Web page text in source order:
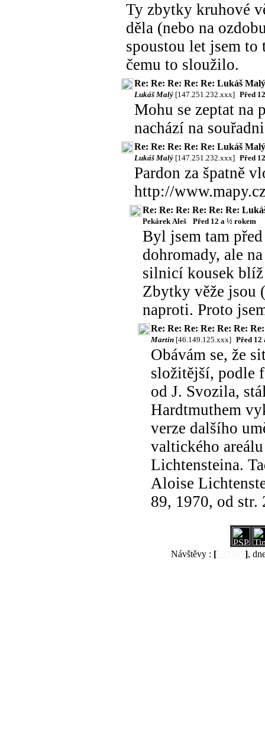
Ty zbytky kruhové
děla (nebo na
spoustou let jsem
čemu to sloužilo.
Re: Re: Re: Re: Re: Lukáš
Lukáš Malý [147.251.232.xxx] Před
Mohu se zeptat na
nachází na
Re: Re: Re: Re: Re: Lukáš
Lukáš Malý [147.251.232.xxx] Před
Pardon za špatně
http://
Re: Re: Re: Re: Re: Re:
Pekárek Aleš Před 12 a ½ rokem
Byl jsem tam
dohromady, ale
silnicí kousek
Zbytky věže jsou
naproti. Proto
Re: Re: Re: Re: Re: Re:
Martin [46.149.125.xxx] Před 12
Obávám se, že
složitější, podle
od J. Svozila,
Hardtmuthem
verze dalšího
valtického
Lichtensteina.
Aloise
89, 1970, od
Návštěvy : [537365 ],